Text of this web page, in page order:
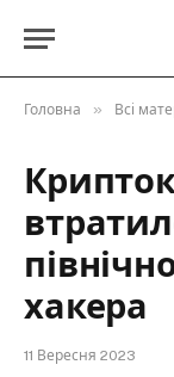
Головна » Всі
хакера
11 Вересня 2023